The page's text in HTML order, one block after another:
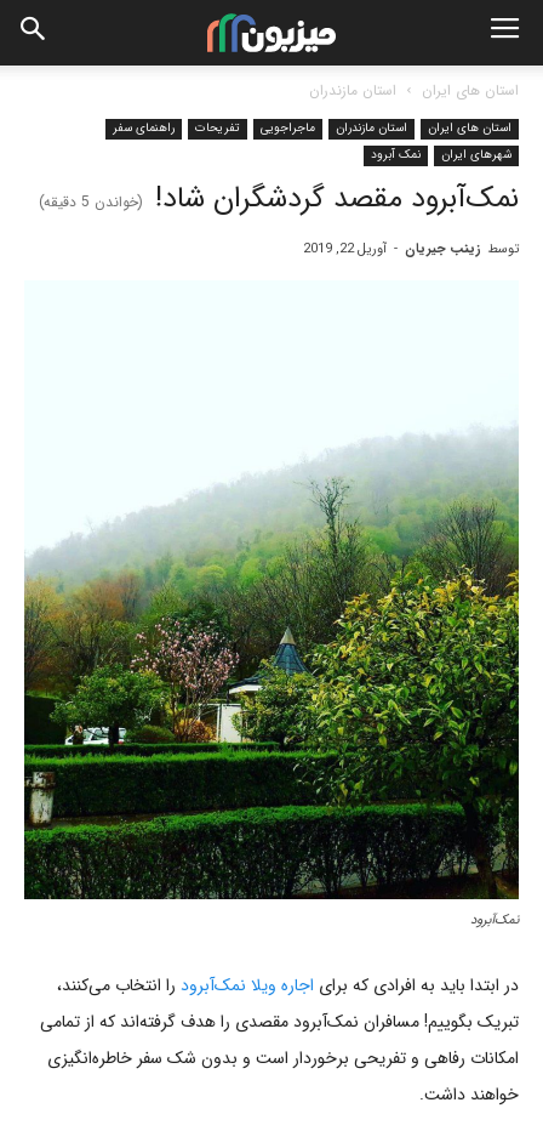
استان های ایران استان مازندران
استان های ایران استان مازندران ماجراجویی تفریحات
راهنمای سفر
شهرهای ایران
نمک آبرود
نمک‌آبرود مقصد گردشگران شاد! (خواندن 5 دقیقه)
توسط زینب جیریان - آوریل 22, 2019
نمک‌آبرود
در ابتدا باید به افرادی که برای اجاره ویلا نمک‌آبرود را انتخاب می‌کنند،
تبریک بگوییم! مسافران نمک‌آبرود مقصدی را هدف گرفته‌اند که از تمامی
امکانات رفاهی و تفریحی برخوردار است و بدون شک سفر خاطره‌انگیزی
خواهند داشت.